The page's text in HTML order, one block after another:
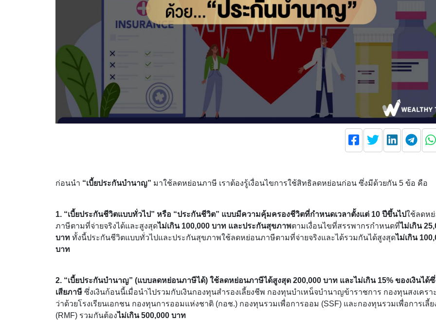
ก่อนนำ “เบี้ยประกันบำนาญ” มาใช้ลดหย่อนภาษี เราต้องรู้เงื่อนไขการใช้สิทธิลดหย่อนก่อน ซึ่งมีด้วยกัน 5 ข้อ คือ
1. “เบี้ยประกันชีวิตแบบทั่วไป” หรือ “ประกันชีวิต” แบบมีความคุ้มครองชีวิตที่กำหนดเวลาตั้งแต่ 10 ปีขึ้นไปใช้ลดห
ภาษีตามที่จ่ายจริงได้และสูงสุดไม่เกิน 100,000 บาท และประกันสุขภาพตามเงื่อนไขที่สรรพากรกำหนดที่ไม่เกิน
บาท ทั้งนี้ประกันชีวิตแบบทั่วไปและประกันสุขภาพใช้ลดหย่อนภาษีตามที่จ่ายจริงและได้รวมกันได้สูงสุดไม่เกิน
บาท
2. “เบี้ยประกันบำนาญ” (แบบลดหย่อนภาษีได้) ใช้ลดหย่อนภาษีได้สูงสุด 200,000 บาท และไม่เกิน 15% ของเงินได้ซึ่
เสียภาษี ซึ่งเงินก้อนนี้เมื่อนำไปรวมกับเงินกองทุนสำรองเลี้ยงชีพ กองทุนบำเหน็จบำนาญข้าราชการ กองทุนสงเครา
ว่าด้วยโรงเรียนเอกชน กองทุนการออมแห่งชาติ (กอช.) กองทุนรวมเพื่อการออม (SSF) และกองทุนรวมเพื่อการเลี้
(RMF) รวมกันต้องไม่เกิน 500,000 บาท